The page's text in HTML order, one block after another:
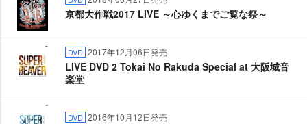
京都大作戦2017 LIVE ～心ゆくまでご覧な祭～
DVD 2017年12月06日発売
LIVE DVD 2 Tokai No Rakuda Special at 大阪城音
楽堂
DVD 2016年10月12日発売